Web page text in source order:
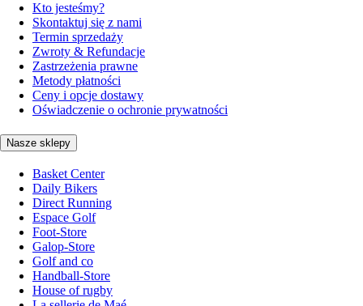
Kto jesteśmy?
Skontaktuj się z nami
Termin sprzedaży
Zwroty & Refundacje
Zastrzeżenia prawne
Metody płatności
Ceny i opcje dostawy
Oświadczenie o ochronie prywatności
Nasze sklepy
Basket Center
Daily Bikers
Direct Running
Espace Golf
Foot-Store
Galop-Store
Golf and co
Handball-Store
House of rugby